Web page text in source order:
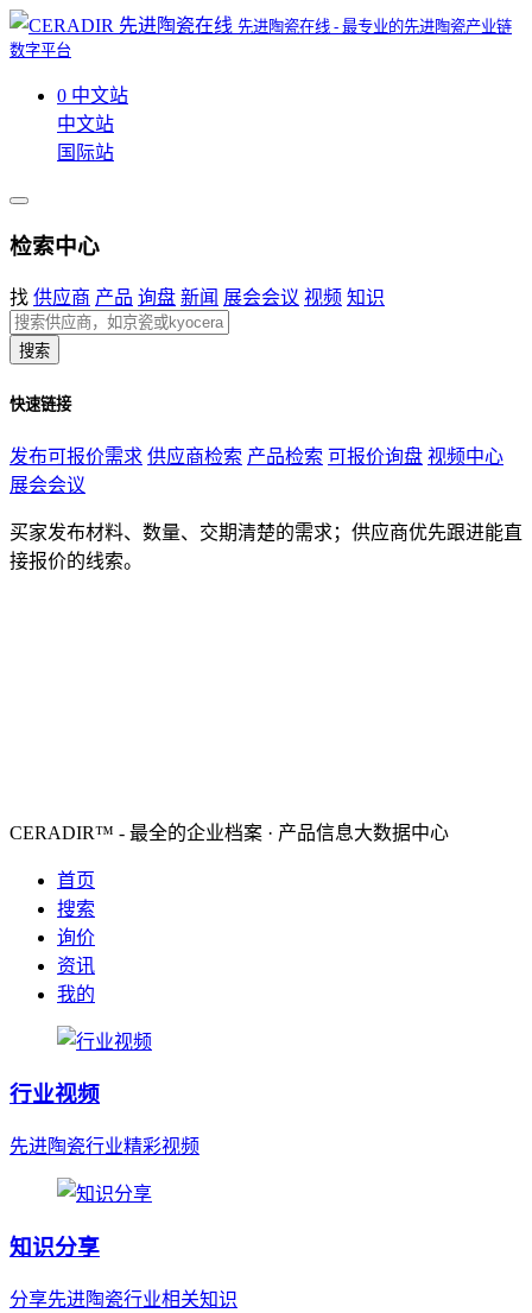
先进陶瓷在线 - 最专业的先进陶瓷产业链
数字平台
0 中文站
中文站
国际站
检索中心
找 供应商 产品 询盘 新闻 展会会议 视频 知识
搜索
快速链接
发布可报价需求 供应商检索 产品检索 可报价询盘 视频中心
展会会议
买家发布材料、数量、交期清楚的需求；供应商优先跟进能直
接报价的线索。
CERADIR™ - 最全的企业档案 · 产品信息大数据中心
首页
搜索
询价
资讯
我的
行业视频
先进陶瓷行业精彩视频
知识分享
分享先进陶瓷行业相关知识